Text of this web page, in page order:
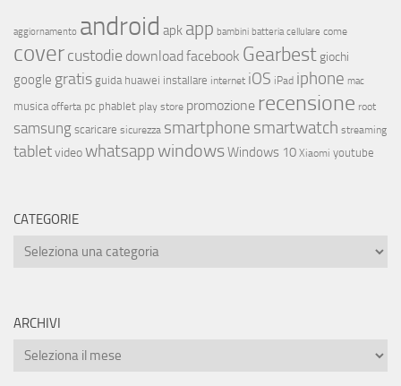
aggiornamento android apk app bambini batteria cellulare come
covercustodie download facebook Gearbest giochi
google gratis guida huawei installare internet iOS iPad iphone mac
musica offerta pc phablet play store promozione recensione root
samsungscaricare sicurezza smartphone smartwatch streaming
tabletvideowhatsappwindowsWindows 10 Xiaomi youtube
CATEGORIE
ARCHIVI